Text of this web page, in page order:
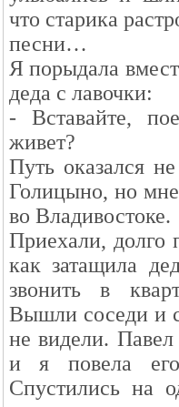
что старика
песни…
Я порыдала
деда с лавочки:
- Вставайте,
живет?
Путь оказался
Голицыно, но
во Владивостоке.
Приехали, долго
как затащила
звонить в
Вышли соседи и
не видели.
и я повела
Спустились на